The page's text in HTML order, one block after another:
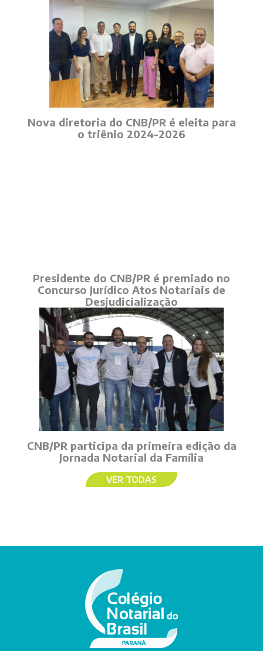
Nova diretoria do CNB/PR é eleita para
o triênio 2024-2026
Presidente do CNB/PR é premiado no
Concurso Jurídico Atos Notariais de
Desjudicialização
CNB/PR participa da primeira edição da
Jornada Notarial da Família
VER TODAS